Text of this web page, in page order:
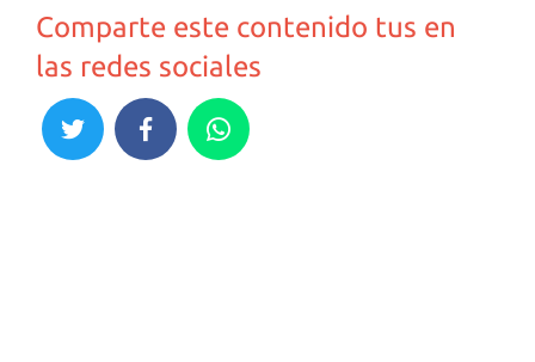
Comparte este contenido tus en
las redes sociales